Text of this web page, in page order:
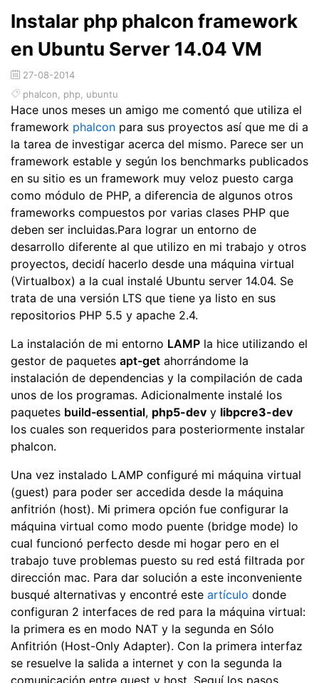
Instalar php phalcon framework
en Ubuntu Server 14.04 VM
27-08-2014
phalcon
php ubuntu
Hace unos meses un amigo me comentó que utiliza el
framework phalcon para sus proyectos así que me di a
la tarea de investigar acerca del mismo. Parece ser un
framework estable y según los benchmarks publicados
en su sitio es un framework muy veloz puesto carga
como módulo de PHP, a diferencia de algunos otros
frameworks compuestos por varias clases PHP que
deben ser incluidas.Para lograr un entorno de
desarrollo diferente al que utilizo en mi trabajo y otros
proyectos, decidí hacerlo desde una máquina virtual
(Virtualbox) a la cual instalé Ubuntu server 14.04. Se
trata de una versión LTS que tiene ya listo en sus
repositorios PHP 5.5 y apache 2.4.
La instalación de mi entorno LAMP la hice utilizando el
gestor de paquetes apt-get ahorrándome la
instalación de dependencias y la compilación de cada
unos de los programas. Adicionalmente instalé los
paquetes build-essential, php5-dev y libpcre3-dev
los cuales son requeridos para posteriormente instalar
phalcon.
Una vez instalado LAMP configuré mi máquina virtual
(guest) para poder ser accedida desde la máquina
anfitrión (host). Mi primera opción fue configurar la
máquina virtual como modo puente (bridge mode) lo
cual funcionó perfecto desde mi hogar pero en el
trabajo tuve problemas puesto su red está filtrada por
dirección mac. Para dar solución a este inconveniente
busqué alternativas y encontré este artículo donde
configuran 2 interfaces de red para la máquina virtual:
la primera es en modo NAT y la segunda en Sólo
Anfitrión (Host-Only Adapter). Con la primera interfaz
se resuelve la salida a internet y con la segunda la
comunicación entre guest y host. Seguí los pasos